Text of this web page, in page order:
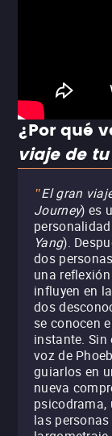
¿Por qué
viaje de
"El gran
Journey) es
Yang).
dos
una
influyen en
dos
se conocen
instante. Sin
voz de
guiarlos en
nueva
psicodrama,
las